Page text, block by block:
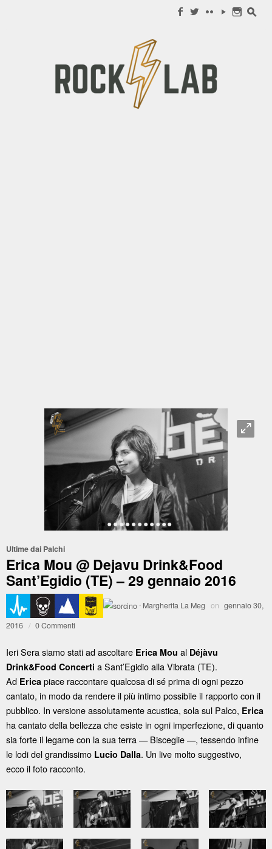
f w c y n s
O
••••••••••••
Ultime dai Palchi
Erica Mou @ Dejavu Drink&Food
Sant’Egidio (TE) – 29 gennaio 2016
· Margherita La Meg on gennaio 30,
2016 / 0 Commenti
Ieri Sera siamo stati ad ascoltare Erica Mou al Déjàvu
Drink&Food Concerti a Sant’Egidio alla Vibrata (TE).
Ad Erica piace raccontare qualcosa di sé prima di ogni pezzo
cantato, in modo da rendere il più intimo possibile il rapporto con il
pubblico. In versione assolutamente acustica, sola sul Palco, Erica
ha cantato della bellezza che esiste in ogni imperfezione, di quanto
sia forte il legame con la sua terra — Bisceglie —, tessendo infine
le lodi del grandissimo Lucio Dalla. Un live molto suggestivo,
ecco il foto racconto.